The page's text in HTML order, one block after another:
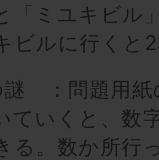
「ミユキビル
ビルに行くと
謎 ：問題用紙
ていくと、数
る。数か所行